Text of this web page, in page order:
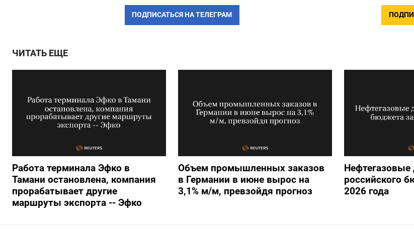
ПОДПИСАТЬСЯ НА ТЕЛЕГРАМ
ЧИТАТЬ ЕЩЕ
Работа терминала Эфко в
Тамани остановлена, компания
прорабатывает другие
маршруты экспорта -- Эфко
Объем промышленных заказов
в Германии в июне вырос на
3,1% м/м, превзойдя прогноз
российского
2026 года